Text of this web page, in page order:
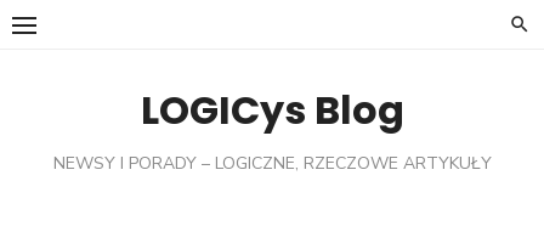
Skip
LOGICys Blog
NEWSY I PORADY – LOGICZNE, RZECZOWE ARTYKUŁY